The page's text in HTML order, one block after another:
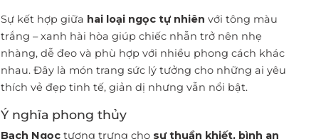
Sự kết hợp giữa hai loại ngọc tự nhiên với tông màu
trắng – xanh hài hòa giúp chiếc nhẫn trở nên nhẹ
nhàng, dễ đeo và phù hợp với nhiều phong cách khác
nhau. Đây là món trang sức lý tưởng cho những ai yêu
thích vẻ đẹp tinh tế, giản dị nhưng vẫn nổi bật.
Ý nghĩa phong thủy
Bạch Ngọc tượng trưng cho sự thuần khiết, bình an